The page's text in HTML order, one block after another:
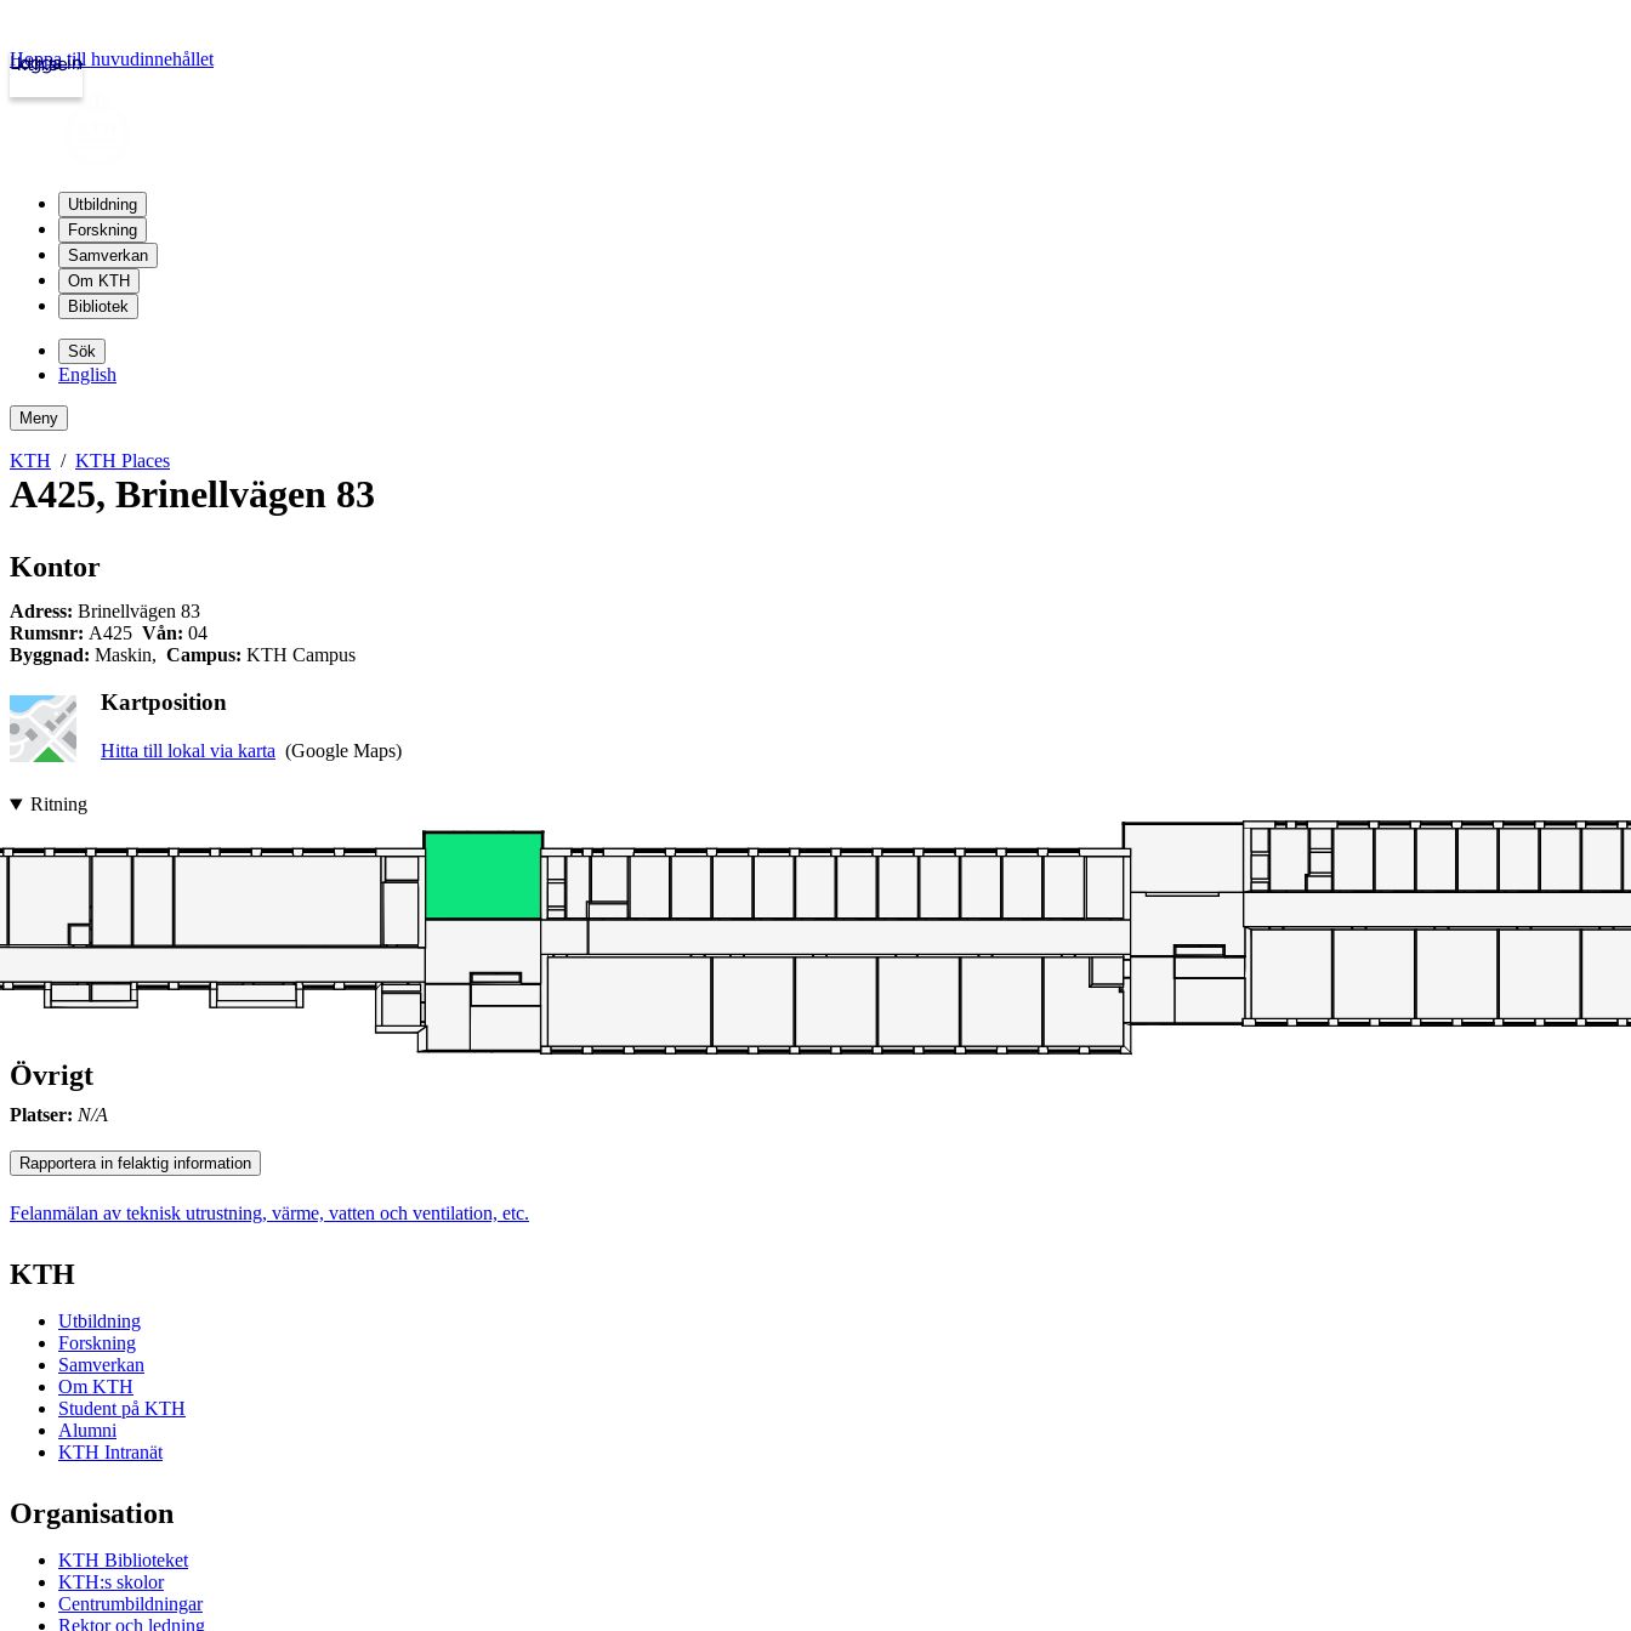
kth.se
Logga in
Hoppa till huvudinnehållet
Utbildning
Forskning
Samverkan
Om KTH
Bibliotek
Sök
English
Meny
KTH KTH Places
A425, Brinellvägen 83
Kontor
Adress: Brinellvägen 83
Rumsnr: A425 Vån: 04
Byggnad: Maskin, Campus: KTH Campus
Kartposition
Hitta till lokal via karta (Google Maps)
Ritning
Övrigt
Platser: N/A
Rapportera in felaktig information
Felanmälan av teknisk utrustning, värme, vatten och ventilation, etc.
KTH
Utbildning
Forskning
Samverkan
Om KTH
Student på KTH
Alumni
KTH Intranät
Organisation
KTH Biblioteket
KTH:s skolor
Centrumbildningar
Rektor och ledning